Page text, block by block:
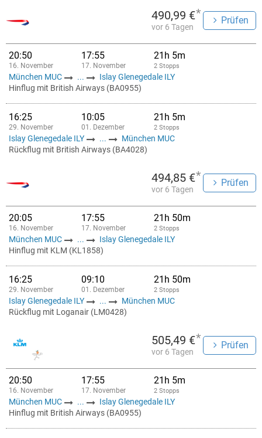
490,99 €*
vor 6 Tagen
Prüfen
20:50
16. November
17:55
17. November
21h 5m
2 Stopps
München MUC ...
Islay Glenegedale ILY
Hinflug mit British Airways (BA0955)
16:25
29. November
10:05
01. Dezember
21h 5m
2 Stopps
Islay Glenegedale ILY ...
München MUC
Rückflug mit British Airways (BA4028)
494,85 €*
vor 6 Tagen
Prüfen
20:05
16. November
17:55
17. November
21h 50m
2 Stopps
München MUC ...
Islay Glenegedale ILY
Hinflug mit KLM (KL1858)
16:25
29. November
09:10
01. Dezember
21h 50m
2 Stopps
Islay Glenegedale ILY ...
München MUC
Rückflug mit Loganair (LM0428)
505,49 €*
vor 6 Tagen
Prüfen
20:50
16. November
17:55
17. November
21h 5m
2 Stopps
München MUC ...
Islay Glenegedale ILY
Hinflug mit British Airways (BA0955)